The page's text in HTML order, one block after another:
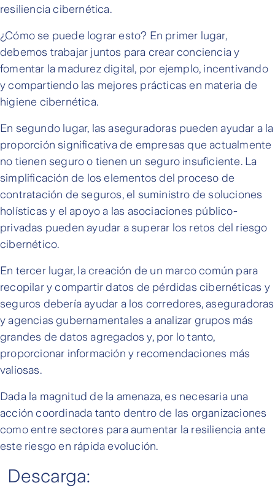
resiliencia cibernética.
¿Cómo se puede lograr esto? En primer lugar,
debemos trabajar juntos para crear conciencia y
fomentar la madurez digital, por ejemplo, incentivando
y compartiendo las mejores prácticas en materia de
higiene cibernética.
En segundo lugar, las aseguradoras pueden ayudar a la
proporción significativa de empresas que actualmente
no tienen seguro o tienen un seguro insuficiente. La
simplificación de los elementos del proceso de
contratación de seguros, el suministro de soluciones
holísticas y el apoyo a las asociaciones público-
privadas pueden ayudar a superar los retos del riesgo
cibernético.
En tercer lugar, la creación de un marco común para
recopilar y compartir datos de pérdidas cibernéticas y
seguros debería ayudar a los corredores, aseguradoras
y agencias gubernamentales a analizar grupos más
grandes de datos agregados y, por lo tanto,
proporcionar información y recomendaciones más
valiosas.
Dada la magnitud de la amenaza, es necesaria una
acción coordinada tanto dentro de las organizaciones
como entre sectores para aumentar la resiliencia ante
este riesgo en rápida evolución.
Descarga: